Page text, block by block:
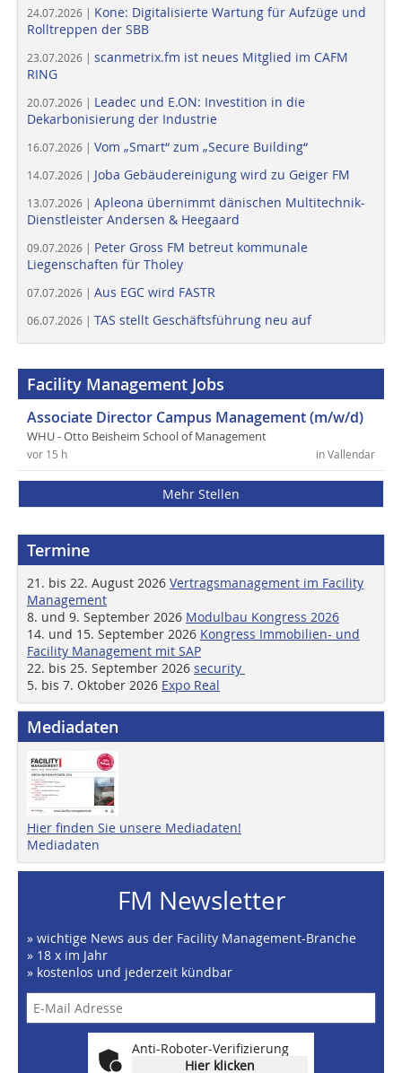
24.07.2026 | Kone: Digitalisierte Wartung für Aufzüge und
Rolltreppen der SBB
23.07.2026 | scanmetrix.fm ist neues Mitglied im CAFM
RING
20.07.2026 | Leadec und E.ON: Investition in die
Dekarbonisierung der Industrie
16.07.2026 | Vom „Smart“ zum „Secure Building“
14.07.2026 | Joba Gebäudereinigung wird zu Geiger FM
13.07.2026 | Apleona übernimmt dänischen Multitechnik-
Dienstleister Andersen & Heegaard
09.07.2026 | Peter Gross FM betreut kommunale
Liegenschaften für Tholey
07.07.2026 | Aus EGC wird FASTR
06.07.2026 | TAS stellt Geschäftsführung neu auf
Facility Management Jobs
Associate Director Campus Management (m/w/d)
WHU - Otto Beisheim School of Management
in Vallendar
vor 15 h
Mehr Stellen
Termine
21. bis 22. August 2026 Vertragsmanagement im Facility
Management
8. und 9. September 2026 Modulbau Kongress 2026
14. und 15. September 2026 Kongress Immobilien- und
Facility Management mit SAP
22. bis 25. September 2026 security
5. bis 7. Oktober 2026 Expo Real
Mediadaten
Hier finden Sie unsere Mediadaten!
Mediadaten
FM Newsletter
» wichtige News aus der Facility Management-Branche
» 18 x im Jahr
» kostenlos und jederzeit kündbar
Anti-Roboter-Verifizierung
Hier klicken